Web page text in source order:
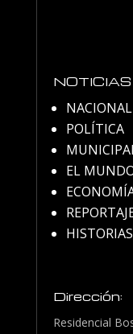
POLÍTICA
EL
Dirección:
Residencial